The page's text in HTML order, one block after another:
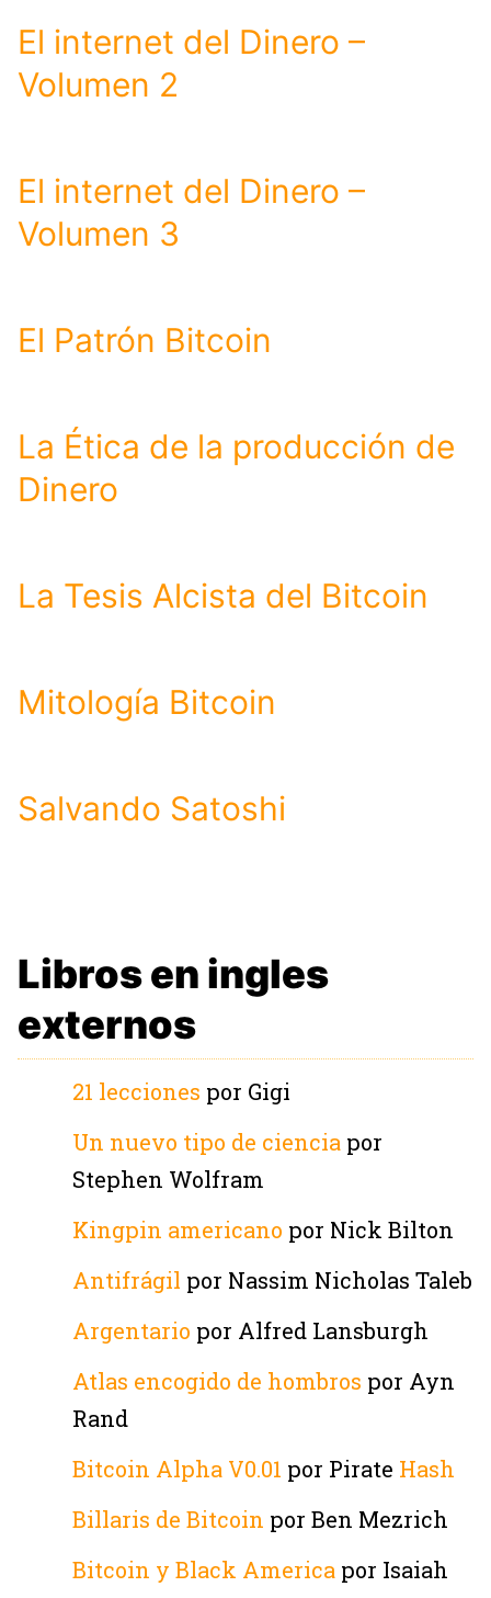
El internet del Dinero –
Volumen 2
El internet del Dinero –
Volumen 3
El Patrón Bitcoin
La Ética de la producción de
Dinero
La Tesis Alcista del Bitcoin
Mitología Bitcoin
Salvando Satoshi
Libros en ingles
externos
21 lecciones por Gigi
Un nuevo tipo de ciencia por
Stephen Wolfram
Kingpin americano por Nick Bilton
Antifrágil por Nassim Nicholas Taleb
Argentario por Alfred Lansburgh
Atlas encogido de hombros por Ayn
Rand
Bitcoin Alpha V0.01 por Pirate Hash
Billaris de Bitcoin por Ben Mezrich
Bitcoin y Black America por Isaiah